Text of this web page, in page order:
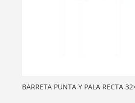
BARRETA PUNTA Y PALA RECTA